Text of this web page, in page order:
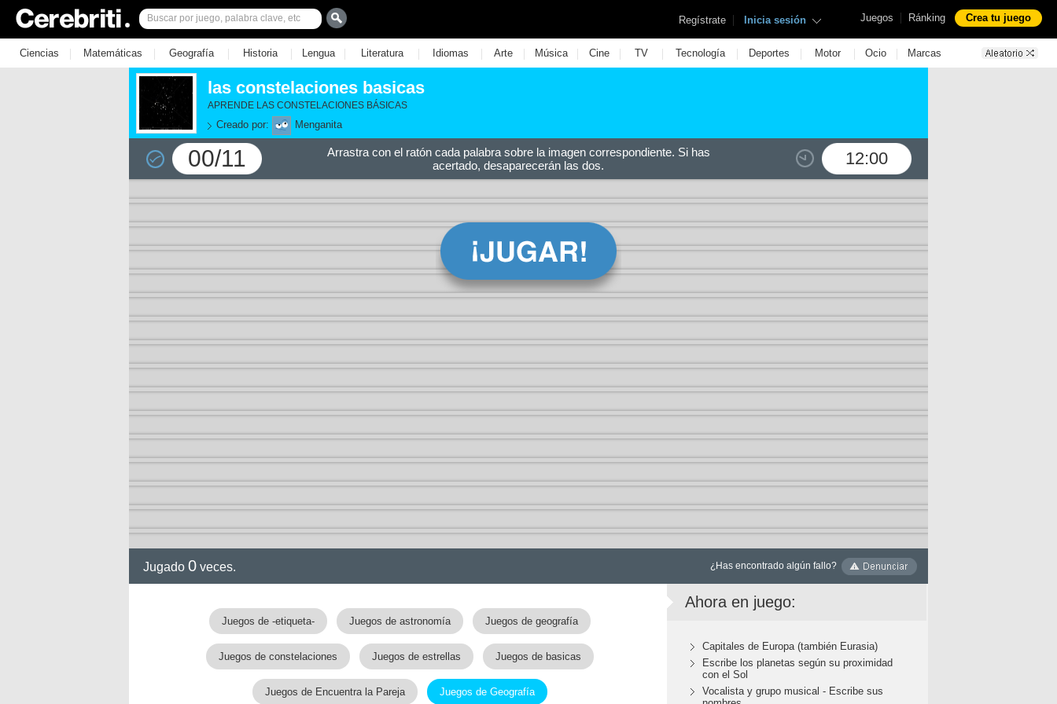
Juegos | Ránking Crea tu juego
Regístrate | Inicia sesión
Ciencias | Matemáticas | Geografía | Historia | Lengua | Literatura | Idiomas | Arte | Música | Cine | TV | Tecnología | Deportes | Motor | Ocio | Marcas
las constelaciones basicas
APRENDE LAS CONSTELACIONES BÁSICAS
Creado por: Menganita
00/11 12:00
Arrastra con el ratón cada palabra sobre la imagen correspondiente. Si has
acertado, desaparecerán las dos.
Jugado 0 veces. ¿Has encontrado algún fallo?
Juegos de -etiqueta- Juegos de astronomía Juegos de geografía
Juegos de constelaciones Juegos de estrellas Juegos de basicas
Juegos de Encuentra la Pareja Juegos de Geografía
Ahora en juego:
Capitales de Europa (también Eurasia)
Escribe los planetas según su proximidad
con el Sol
Vocalista y grupo musical - Escribe sus